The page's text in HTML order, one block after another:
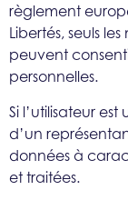
règlement
Libertés, seuls
peuvent
personnelles.
Si l’utilisateur
d’un
données à
et traitées.